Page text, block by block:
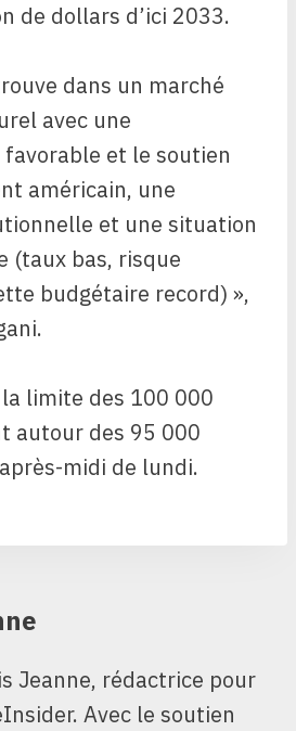
de dollars d’ici 2033.
dans un marché
avec une
et le soutien
américain, une
et une situation
(taux bas, risque
budgétaire record) »,
limite des 100 000
autour des 95 000
midi de lundi.
Jeanne, rédactrice pour
Avec le soutien